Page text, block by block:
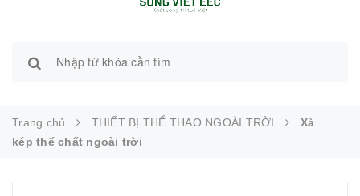
Trang chủ THIẾT BỊ THỂ THAO NGOÀI TRỜI
Xà
kép thể chất ngoài trời